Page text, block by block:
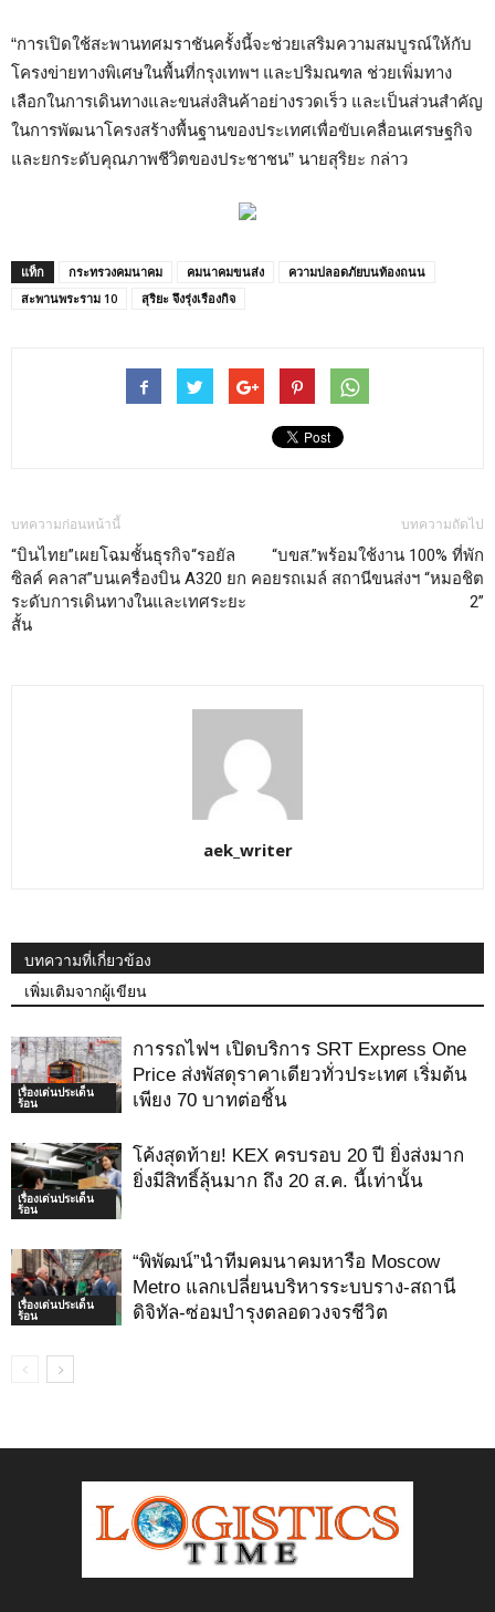
“การเปิดใช้สะพานทศมราชันครั้งนี้จะช่วยเสริมความสมบูรณ์ให้กับ
โครงข่ายทางพิเศษในพื้นที่กรุงเทพฯ และปริมณฑล ช่วยเพิ่มทาง
เลือกในการเดินทางและขนส่งสินค้าอย่างรวดเร็ว และเป็นส่วนสำคัญ
ในการพัฒนาโครงสร้างพื้นฐานของประเทศเพื่อขับเคลื่อนเศรษฐกิจ
และยกระดับคุณภาพชีวิตของประชาชน” นายสุริยะ กล่าว
แท็ก กระทรวงคมนาคม คมนาคมขนส่ง
ความปลอดภัยบนท้องถนน
สะพานพระราม 10
สุริยะ จึงรุ่งเรืองกิจ
บทความก่อนหน้านี้
“บินไทย”เผยโฉมชั้นธุรกิจ“รอยัล
ซิลค์ คลาส”บนเครื่องบิน A320 ยก
ระดับการเดินทางในและเทศระยะ
สั้น
บทความถัดไป
“บขส.”พร้อมใช้งาน 100% ที่พัก
คอยรถเมล์ สถานีขนส่งฯ “หมอชิต
2”
aek_writer
บทความที่เกี่ยวข้อง
เพิ่มเติมจากผู้เขียน
เรื่องเด่นประเด็น
ร้อน
การรถไฟฯ เปิดบริการ SRT Express One
Price ส่งพัสดุราคาเดียวทั่วประเทศ เริ่มต้น
เพียง 70 บาทต่อชิ้น
เรื่องเด่นประเด็น
ร้อน
โค้งสุดท้าย! KEX ครบรอบ 20 ปี ยิ่งส่งมาก
ยิ่งมีสิทธิ์ลุ้นมาก ถึง 20 ส.ค. นี้เท่านั้น
เรื่องเด่นประเด็น
ร้อน
“พิพัฒน์”นำทีมคมนาคมหารือ Moscow
Metro แลกเปลี่ยนบริหารระบบราง-สถานี
ดิจิทัล-ซ่อมบำรุงตลอดวงจรชีวิต